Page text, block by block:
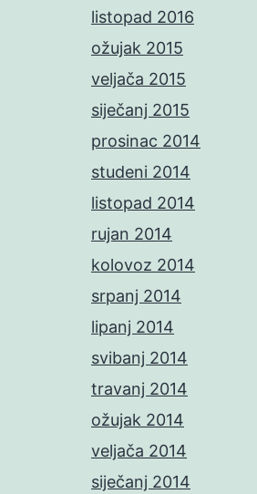
listopad 2016
ožujak 2015
veljača 2015
siječanj 2015
prosinac 2014
studeni 2014
listopad 2014
rujan 2014
kolovoz 2014
srpanj 2014
lipanj 2014
svibanj 2014
travanj 2014
ožujak 2014
veljača 2014
siječanj 2014